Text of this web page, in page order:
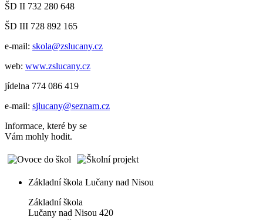
ŠD II 732 280 648
ŠD III 728 892 165
e-mail: skola@zslucany.cz
web: www.zslucany.cz
jídelna 774 086 419
e-mail: sjlucany@seznam.cz
Informace, které by se
Vám mohly hodit.
Základní škola Lučany nad Nisou
Základní škola
Lučany nad Nisou 420